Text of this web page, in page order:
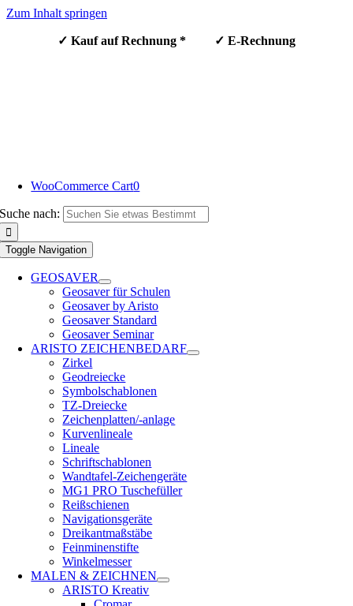
Zum Inhalt springen
✓ Kauf auf Rechnung * ✓ E-Rechnung
WooCommerce Cart0
Suche nach:
Toggle Navigation
GEOSAVER
Geosaver für Schulen
Geosaver by Aristo
Geosaver Standard
Geosaver Seminar
ARISTO ZEICHENBEDARF
Zirkel
Geodreiecke
Symbolschablonen
TZ-Dreiecke
Zeichenplatten/-anlage
Kurvenlineale
Lineale
Schriftschablonen
Wandtafel-Zeichengeräte
MG1 PRO Tuschefüller
Reißschienen
Navigationsgeräte
Dreikantmaßstäbe
Feinminenstifte
Winkelmesser
MALEN & ZEICHNEN
ARISTO Kreativ